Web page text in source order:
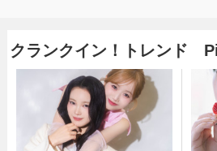
クランクイン！トレンド